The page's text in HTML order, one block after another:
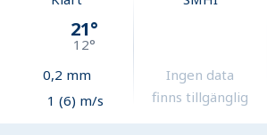
21°
12°
0,2 mm
1 (6) m/s
Ingen data
finns tillgänglig